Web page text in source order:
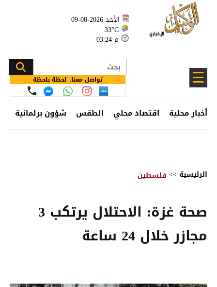
الأحد 2026-08-09
33°C
03:24 م
☰ تواصل معنا.. لحظة بلحظة
أخبار محلية اقتصاد محلي الطقس شؤون برلمانية
الرئيسية >> فلسطين
صحة غزة: الاحتلال يرتكب 3
مجازر خلال 24 ساعة